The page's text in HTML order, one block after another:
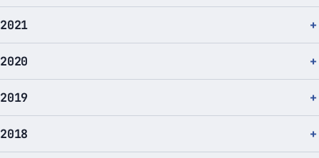
2021
2020
2019
2018